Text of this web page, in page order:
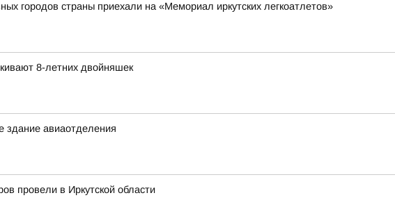
городов страны приехали на «Мемориал иркутских легкоатлетов»
8-летних двойняшек
здание авиаотделения
провели в Иркутской области